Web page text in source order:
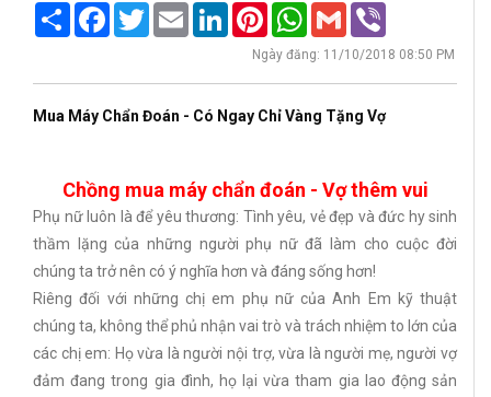
Share Facebook
TwitterEmail LinkedInPinterestWhatsApp
Gmail
Ngày đăng: 11/10/2018 08:50 PM
Mua Máy Chẩn Đoán - Có Ngay Chỉ Vàng Tặng Vợ
Chồng mua máy chẩn đoán - Vợ thêm vui
Phụ nữ luôn là để yêu thương: Tình yêu, vẻ đẹp và đức hy sinh
thầm lặng của những người phụ nữ đã làm cho cuộc đời
chúng ta trở nên có ý nghĩa hơn và đáng sống hơn!
Riêng đối với những chị em phụ nữ của Anh Em kỹ thuật
chúng ta, không thể phủ nhận vai trò và trách nhiệm to lớn của
các chị em: Họ vừa là người nội trợ, vừa là người mẹ, người vợ
đảm đang trong gia đình, họ lại vừa tham gia lao động sản